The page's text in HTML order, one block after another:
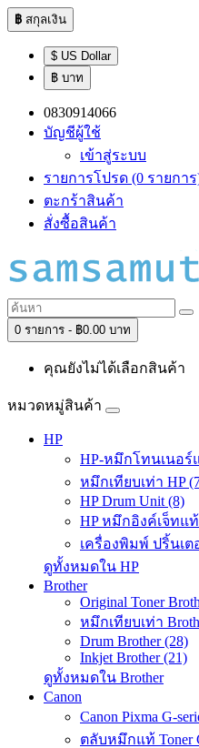
฿ สกุลเงิน
$ US Dollar
฿ บาท
0830914066
บัญชีผู้ใช้
เข้าสู่ระบบ
รายการโปรด (0 รายกา
ตะกร้าสินค้า
สั่งซื้อสินค้า
0 รายการ - ฿0.00 บาท
คุณยังไม่ได้เลือกสินค้า
หมวดหมู่สินค้า
HP
HP-หมึกโทนเนอร์
หมึกเทียบเท่า HP
HP Drum Unit (8)
HP หมึกอิงค์เจ็ทแท้
เครื่องพิมพ์ ปริ้นเต
ดูทั้งหมดใน HP
Brother
Original Toner
หมึกเทียบเท่า
Drum Brother (28)
Inkjet Brother (21)
ดูทั้งหมดใน Brother
Canon
Canon Pixma G-
ตลับหมึกแท้ Toner